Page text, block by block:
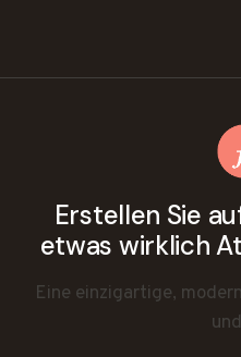
Erstellen Sie
etwas wirklich
Eine einzigartige,